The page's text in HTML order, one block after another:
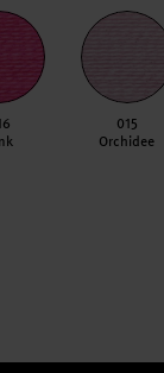
015
Orchidee